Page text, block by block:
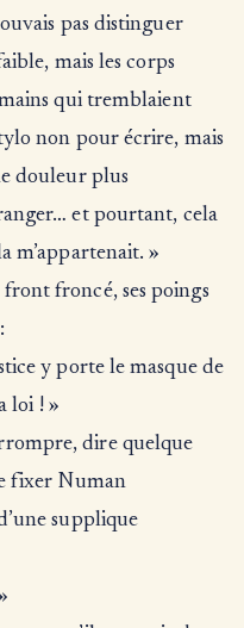
pas distinguer
mais les corps
qui tremblaient
non pour écrire, mais
douleur plus
et pourtant, cela
m’appartenait. »
froncé, ses poings
y porte le masque de
loi ! »
dire quelque
fixer Numan
supplique